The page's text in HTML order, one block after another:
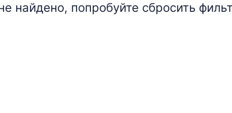
найдено, попробуйте сбросить